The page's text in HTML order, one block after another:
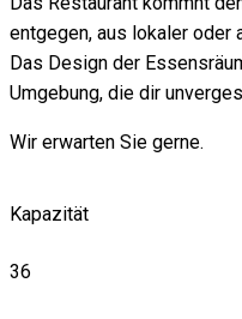
entgegen, aus lokaler oder
Das Design der
Umgebung, die dir
Wir erwarten Sie gerne.
Kapazität
36